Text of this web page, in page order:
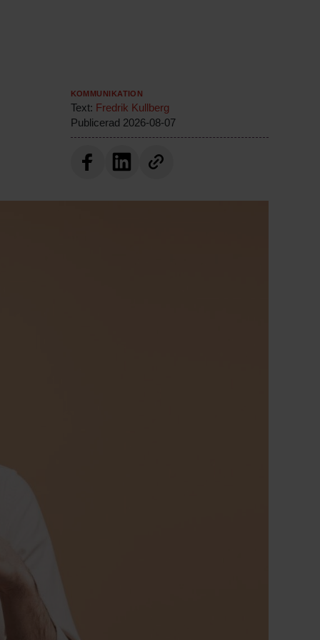
Kommunikation
Text: Fredrik Kullberg
Publicerad 2026-08-07